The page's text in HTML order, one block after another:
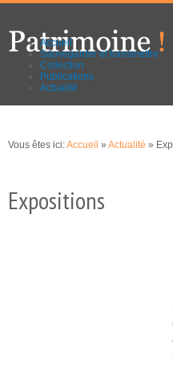
principal Accueil
Sauvegarder et transmettre
Collection
Publications
Actualité
Vous êtes ici:Accueil » Actualité »
Expositions